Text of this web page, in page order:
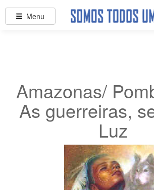
Amazonas/
As guerreiras,
Luz
Menu